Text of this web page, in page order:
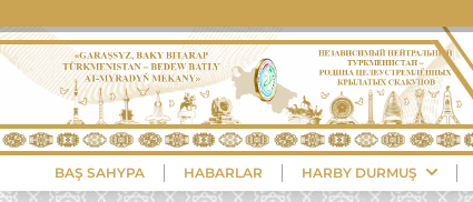
BAŞ SAHYPA HABARLAR HARBY DURMUŞ